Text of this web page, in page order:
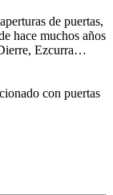
de puertas,
hace muchos años
Ezcurra…
con puertas